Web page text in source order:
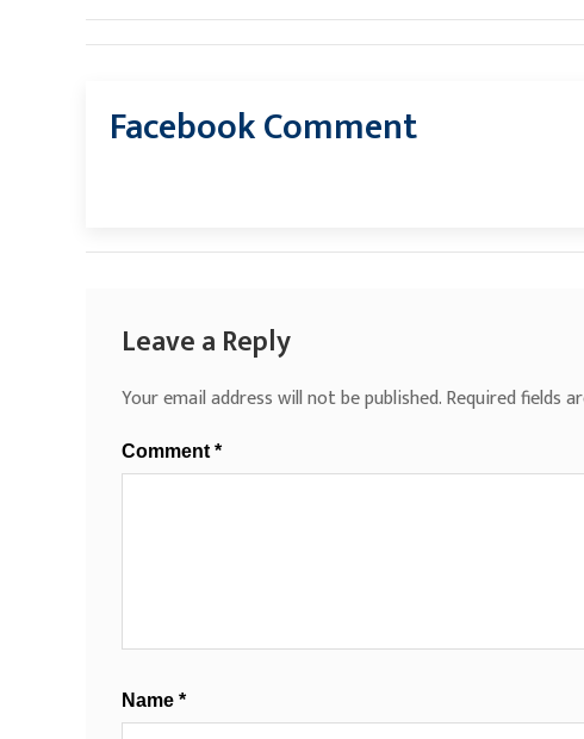
Facebook Comment
Leave a Reply
Your email address will not be published.Required fields
Comment *
Name *